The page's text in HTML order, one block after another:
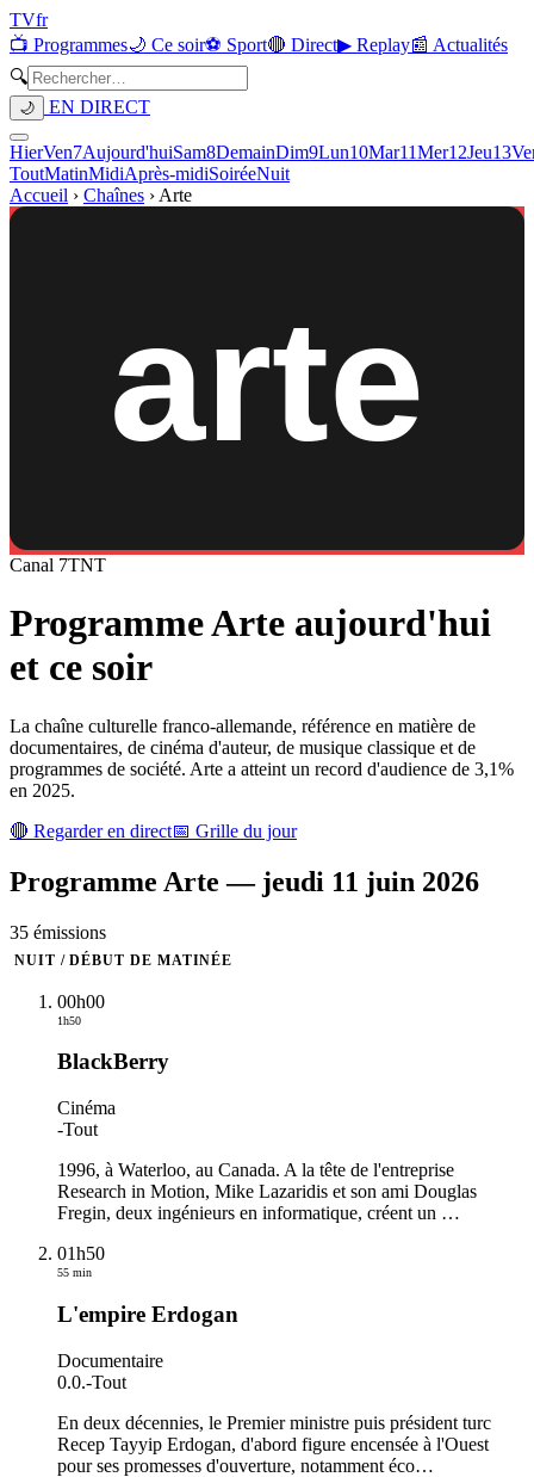
TVfr
📺 Programmes🌙 Ce soir⚽ Sport🔴 Direct▶ Replay📰 Actualités
🔍
🌙 EN DIRECT
HierVen7Aujourd'huiSam8DemainDim9Lun10Mar11Mer12Jeu13
ToutMatinMidiAprès-midiSoiréeNuit
Accueil › Chaînes › Arte
Canal 7TNT
ProgrammeArte aujourd'hui
et ce soir
La chaîne culturelle franco-allemande, référence en matière de
documentaires, de cinéma d'auteur, de musique classique et de
programmes de société. Arte a atteint un record d'audience de 3,1%
en 2025.
🔴 Regarder en direct📅 Grille du jour
Programme Arte — jeudi 11 juin 2026
35 émissions
NUIT / DÉBUT DE MATINÉE
00h00
1h50
BlackBerry
Cinéma
-Tout
1996, à Waterloo, au Canada. A la tête de l'entreprise
Research in Motion, Mike Lazaridis et son ami Douglas
Fregin, deux ingénieurs en informatique, créent un …
01h50
55 min
L'empire Erdogan
Documentaire
0.0.-Tout
En deux décennies, le Premier ministre puis président turc
Recep Tayyip Erdogan, d'abord figure encensée à l'Ouest
pour ses promesses d'ouverture, notamment éco…